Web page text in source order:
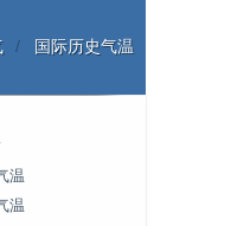
国际历史气温
温
温